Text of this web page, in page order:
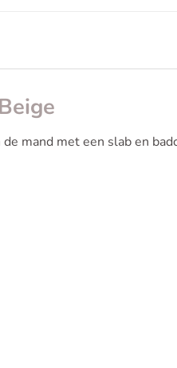
mand met een slab en